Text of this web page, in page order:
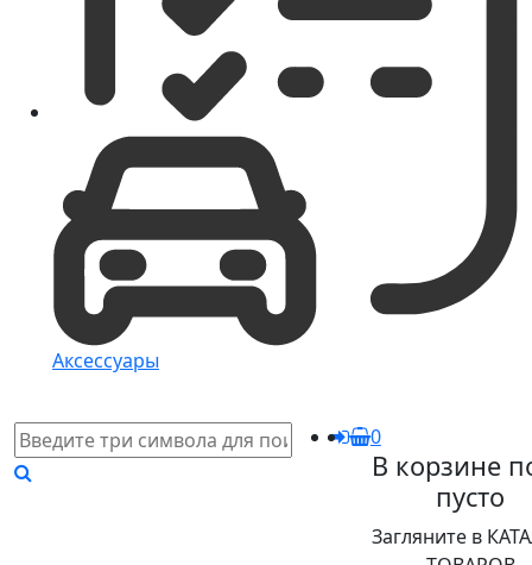
Аксессуары
0
В корзине
пусто
Загляните в